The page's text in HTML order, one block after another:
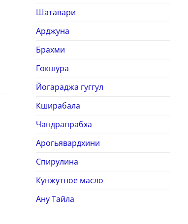
Шатавари
Арджуна
Брахми
Гокшура
Йогараджа гуггул
Кширабала
Чандрапрабха
Арогьявардхини
Спирулина
Кунжутное масло
Ану Тайла